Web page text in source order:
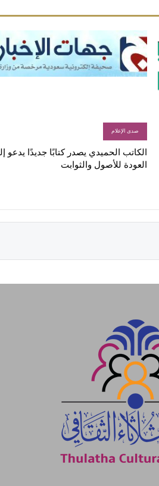
صدى الإعلام
الكاتب الحميدي يصدر كتابًا جديدًا يدعو
العودة للأصول والثوابت